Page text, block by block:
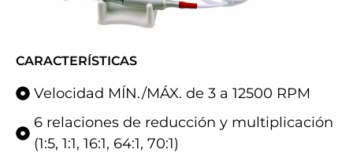
CARACTERÍSTICAS
Velocidad MÍN./MÁX. de 3 a 12500 RPM
6 relaciones de reducción y multiplicación
(1:5, 1:1, 16:1, 64:1, 70:1)